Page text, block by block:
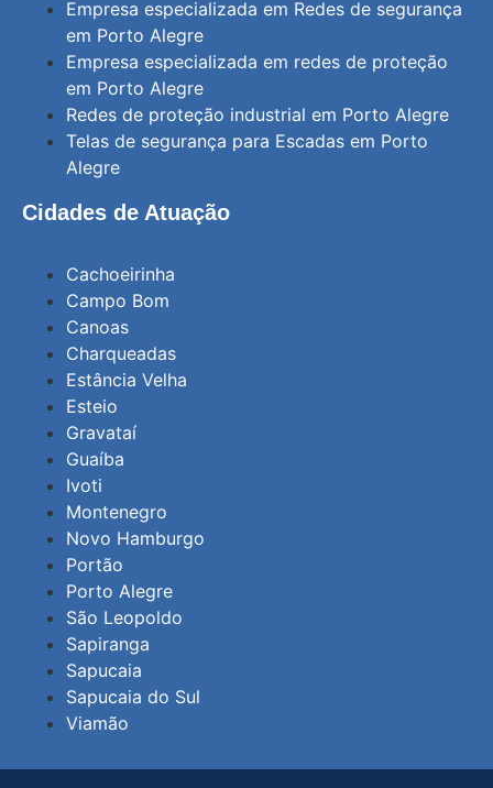
Empresa especializada em Redes de segurança
em Porto Alegre
Empresa especializada em redes de proteção
em Porto Alegre
Redes de proteção industrial em Porto Alegre
Telas de segurança para Escadas em Porto
Alegre
Cidades de Atuação
Cachoeirinha
Campo Bom
Canoas
Charqueadas
Estância Velha
Esteio
Gravataí
Guaíba
Ivoti
Montenegro
Novo Hamburgo
Portão
Porto Alegre
São Leopoldo
Sapiranga
Sapucaia
Sapucaia do Sul
Viamão